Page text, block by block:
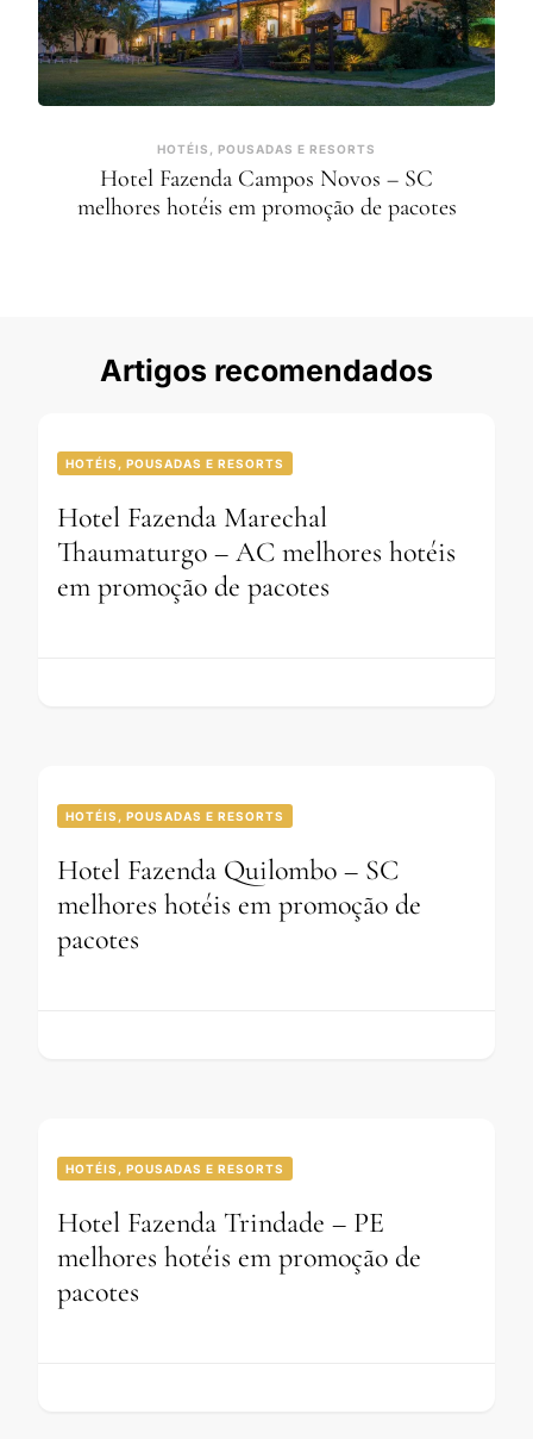
HOTÉIS, POUSADAS E RESORTS
Hotel Fazenda Campos Novos – SC
melhores hotéis em promoção de pacotes
Artigos recomendados
HOTÉIS, POUSADAS E RESORTS
Hotel Fazenda Marechal
Thaumaturgo – AC melhores hotéis
em promoção de pacotes
HOTÉIS, POUSADAS E RESORTS
Hotel Fazenda Quilombo – SC
melhores hotéis em promoção de
pacotes
HOTÉIS, POUSADAS E RESORTS
Hotel Fazenda Trindade – PE
melhores hotéis em promoção de
pacotes